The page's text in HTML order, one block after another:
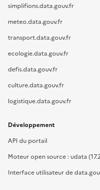
simplifions.data.gouv.fr
meteo.data.gouv.fr
transport.data.gouv.fr
ecologie.data.gouv.fr
defis.data.gouv.fr
culture.data.gouv.fr
logistique.data.gouv.fr
Développement
API du portail
Moteur open source : udata
Interface utilisateur de